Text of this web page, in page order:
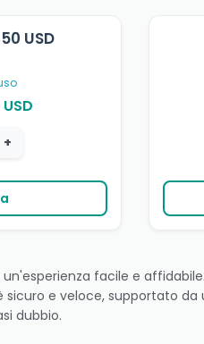
USD
+
facile e
e veloce, supportato da
dubbio.